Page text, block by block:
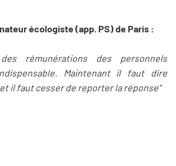
écologiste (app. PS) de Paris :
rémunérations des personnels
Maintenant il faut dire
il faut cesser de reporter la réponse"